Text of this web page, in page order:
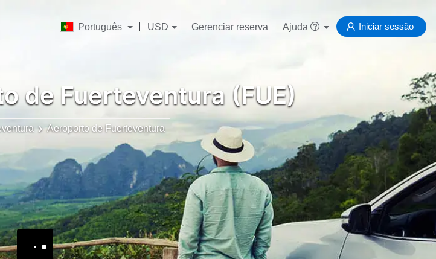
Português USD Gerenciar reserva Ajuda Iniciar sessão
de Fuerteventura (FUE)
Aeroporto de Fuerteventura